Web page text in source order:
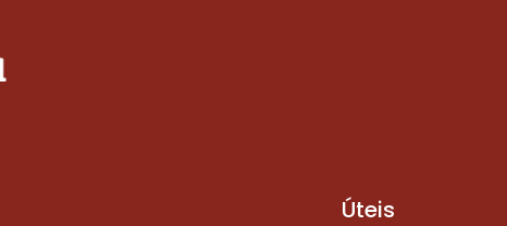
Úteis